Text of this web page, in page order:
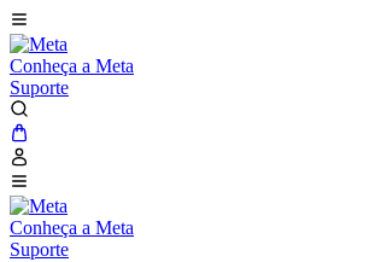
Conheça a Meta
Suporte
Conheça a Meta
Suporte